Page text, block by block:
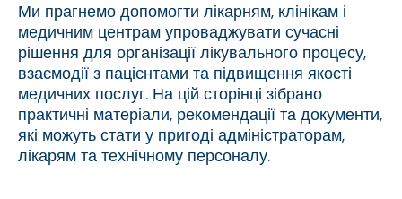
Ми прагнемо допомогти лікарням, клінікам і
медичним центрам упроваджувати сучасні
рішення для організації лікувального процесу,
взаємодії з пацієнтами та підвищення якості
медичних послуг. На цій сторінці зібрано
практичні матеріали, рекомендації та документи,
які можуть стати у пригоді адміністраторам,
лікарям та технічному персоналу.